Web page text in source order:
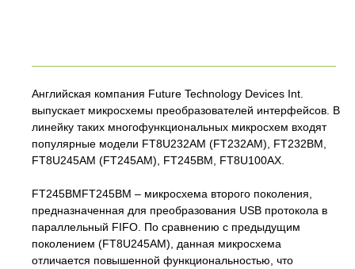
Английская компания Future Technology Devices Int.
выпускает микросхемы преобразователей интерфейсов. В
линейку таких многофункциональных микросхем входят
популярные модели FT8U232AM (FT232AM), FT232BM,
FT8U245AM (FT245AM), FT245BM, FT8U100AX.
FT245BMFT245BM – микросхема второго поколения,
предназначенная для преобразования USB протокола в
параллельный FIFO. По сравнению с предыдущим
поколением (FT8U245AM), данная микросхема
отличается повышенной функциональностью, что